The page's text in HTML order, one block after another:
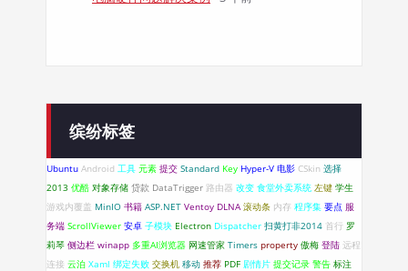
缤纷标签
Ubuntu Android 工具 元素 提交 Standard Key Hyper-V 电影 CSkin 选择
2013 优酷 对象存储 贷款 DataTrigger 路由器 改变 食堂外卖系统 左键 学生
游戏内覆盖 MinIO 书籍 ASP.NET Ventoy DLNA 滚动条 内存 程序集 要点 服
务端 ScrollViewer 安卓 子模块 Electron Dispatcher 扫黄打非2014 首行 罗
莉琴 侧边栏 winapp 多重AI浏览器 网速管家 Timers property 傲梅 登陆 远程
连接 云泊 Xaml 绑定失败 交换机 移动 推荐 PDF 剧情片 提交记录 警告 标注